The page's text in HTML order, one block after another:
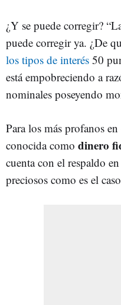
¿Y se puede corregir?
puede corregir ya. ¿De
los tipos de interés 50
está empobreciendo a
nominales poseyendo
Para los más profanos
conocida como dinero
cuenta con el respaldo
preciosos como es el